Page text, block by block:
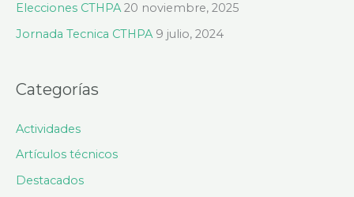
Elecciones CTHPA 20 noviembre, 2025
Jornada Tecnica CTHPA 9 julio, 2024
Categorías
Actividades
Artículos técnicos
Destacados